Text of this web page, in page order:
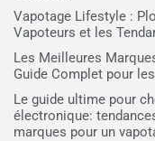
Vapotage Lifestyle :
Vapoteurs et les
Les Meilleures
Guide Complet pour
Le guide ultime pour
électronique:
marques pour un